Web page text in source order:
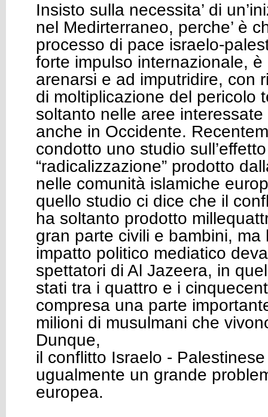
Insisto sulla necessita’ di
nel Medirterraneo, perche’ è
processo di pace israelo-
forte impulso internazionale,
arenarsi e ad imputridire, con
di moltiplicazione del pericolo
soltanto nelle aree
anche in Occidente.
condotto uno studio
“radicalizzazione” prodotto
nelle comunità islamiche
quello studio ci dice che il
ha soltanto prodotto
gran parte civili e bambini, ma
impatto politico mediatico
spettatori di Al Jazeera, in
stati tra i quattro e i
compresa una parte
milioni di musulmani che
Dunque,
il conflitto Israelo -
ugualmente un grande
europea.